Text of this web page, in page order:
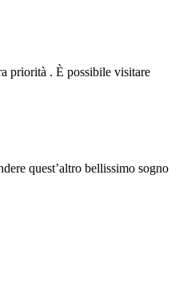
priorità . È possibile visitare
quest’altro bellissimo sogno